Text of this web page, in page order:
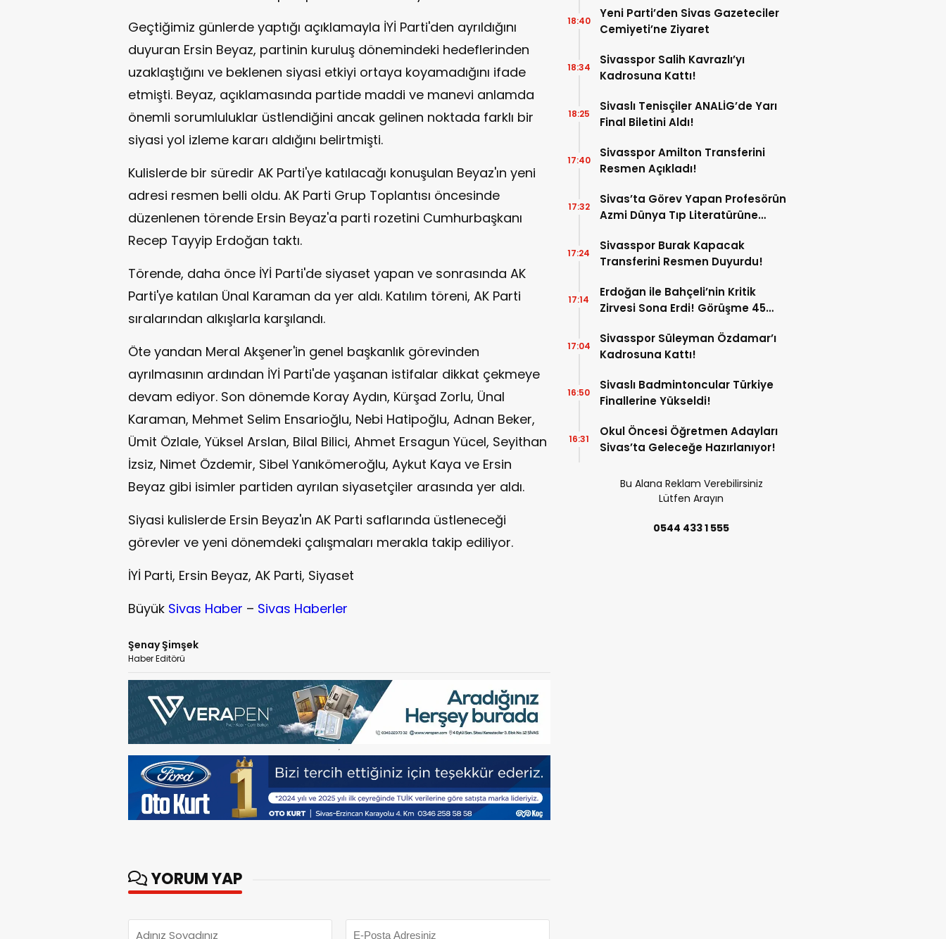
Geçtiğimiz günlerde yaptığı açıklamayla İYİ Parti'den ayrıldığını
duyuran Ersin Beyaz, partinin kuruluş dönemindeki hedeflerinden
uzaklaştığını ve beklenen siyasi etkiyi ortaya koyamadığını ifade
etmişti. Beyaz, açıklamasında partide maddi ve manevi anlamda
önemli sorumluluklar üstlendiğini ancak gelinen noktada farklı bir
siyasi yol izleme kararı aldığını belirtmişti.
Kulislerde bir süredir AK Parti'ye katılacağı konuşulan Beyaz'ın yeni
adresi resmen belli oldu. AK Parti Grup Toplantısı öncesinde
düzenlenen törende Ersin Beyaz'a parti rozetini Cumhurbaşkanı
Recep Tayyip Erdoğan taktı.
Törende, daha önce İYİ Parti'de siyaset yapan ve sonrasında AK
Parti'ye katılan Ünal Karaman da yer aldı. Katılım töreni, AK Parti
sıralarından alkışlarla karşılandı.
Öte yandan Meral Akşener'in genel başkanlık görevinden
ayrılmasının ardından İYİ Parti'de yaşanan istifalar dikkat çekmeye
devam ediyor. Son dönemde Koray Aydın, Kürşad Zorlu, Ünal
Karaman, Mehmet Selim Ensarioğlu, Nebi Hatipoğlu, Adnan Beker,
Ümit Özlale, Yüksel Arslan, Bilal Bilici, Ahmet Ersagun Yücel, Seyithan
İzsiz, Nimet Özdemir, Sibel Yanıkömeroğlu, Aykut Kaya ve Ersin
Beyaz gibi isimler partiden ayrılan siyasetçiler arasında yer aldı.
Siyasi kulislerde Ersin Beyaz'ın AK Parti saflarında üstleneceği
görevler ve yeni dönemdeki çalışmaları merakla takip ediliyor.
İYİ Parti, Ersin Beyaz, AK Parti, Siyaset
Büyük Sivas Haber – Sivas Haberler
Şenay Şimşek
Haber Editörü
YORUM YAP
Yeni Parti’den Sivas Gazeteciler
Cemiyeti’ne Ziyaret
18:40
Sivasspor Salih Kavrazlı’yı
Kadrosuna Kattı!
18:34
Sivaslı Tenisçiler ANALİG’de Yarı
Final Biletini Aldı!
18:25
Sivasspor Amilton Transferini
Resmen Açıkladı!
17:40
Sivas’ta Görev Yapan Profesörün
Azmi Dünya Tıp Literatürüne
17:32
Sivasspor Burak Kapacak
Transferini Resmen Duyurdu!
17:24
Erdoğan ile Bahçeli’nin Kritik
Zirvesi Sona Erdi! Görüşme 45
17:14
Sivasspor Süleyman Özdamar’ı
Kadrosuna Kattı!
17:04
Sivaslı Badmintoncular Türkiye
Finallerine Yükseldi!
16:50
Okul Öncesi Öğretmen Adayları
Sivas’ta Geleceğe Hazırlanıyor!
16:31
Bu Alana Reklam Verebilirsiniz
Lütfen Arayın
0544 433 1 555